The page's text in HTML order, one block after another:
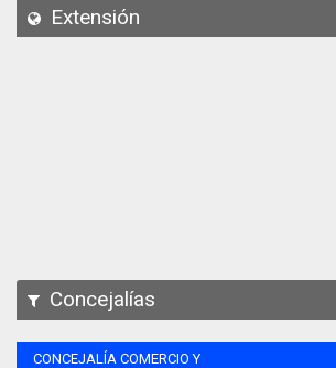
API
Extensión
Concejalías
CONCEJALÍA COMERCIO Y